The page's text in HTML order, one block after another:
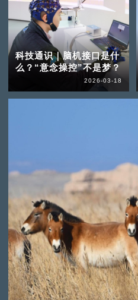
科技通识｜脑机接口是什
么？“意念操控”不是梦？
2026-03-18